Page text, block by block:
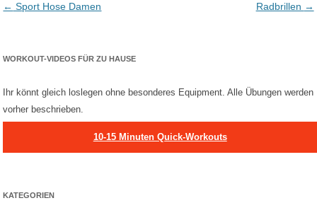
Post navigation
← Sport Hose Damen Radbrillen →
WORKOUT-VIDEOS FÜR ZU HAUSE
Ihr könnt gleich loslegen ohne besonderes Equipment. Alle Übungen werden
vorher beschrieben.
10-15 Minuten Quick-Workouts
KATEGORIEN